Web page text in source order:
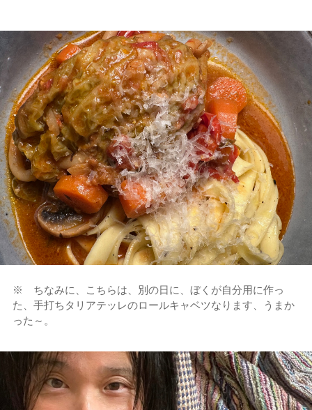
※ ちなみに、こちらは、別の日に、ぼくが自分用に作っ
た、手打ちタリアテッレのロールキャベツなります、うまか
った～。